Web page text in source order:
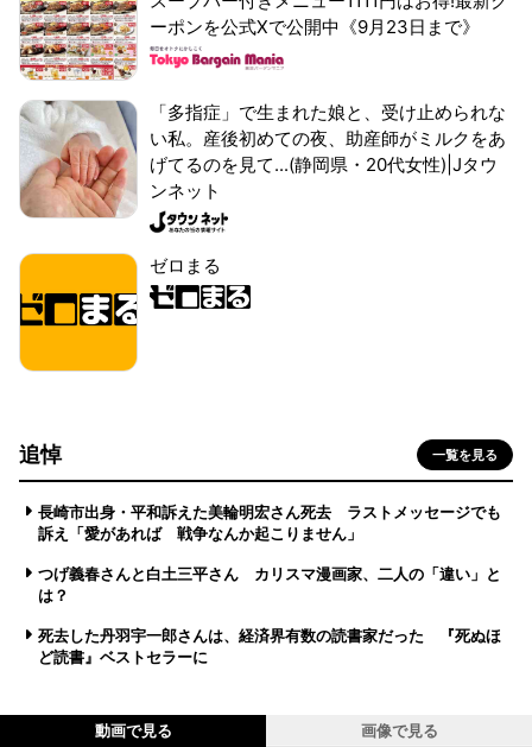
ーポンを公式Xで公開中《9月23日まで》
「多指症」で生まれた娘と、受け止められな
い私。産後初めての夜、助産師がミルクをあ
げてるのを見て...(静岡県・20代女性)|Jタウ
ンネット
ゼロまる
追悼 一覧を見る
長崎市出身・平和訴えた美輪明宏さん死去 ラストメッセージでも
訴え「愛があれば 戦争なんか起こりません」
つげ義春さんと白土三平さん カリスマ漫画家、二人の「違い」と
は？
死去した丹羽宇一郎さんは、経済界有数の読書家だった 『死ぬほ
ど読書』ベストセラーに
動画で見る 画像で見る